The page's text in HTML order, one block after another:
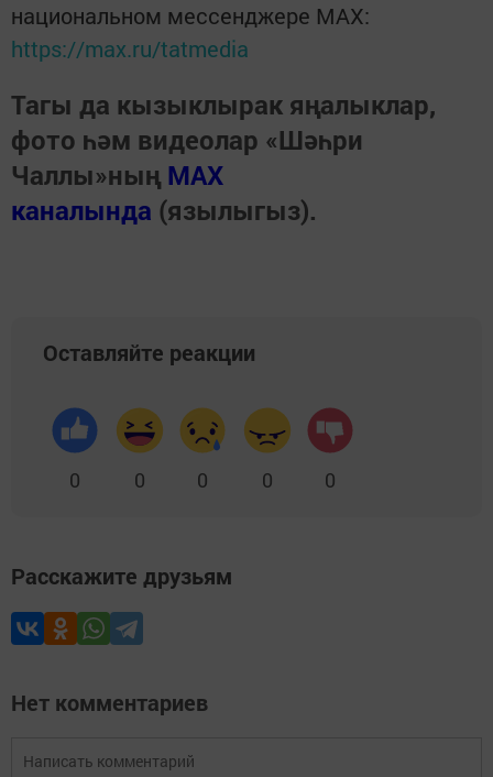
национальном мессенджере MАХ:
https://max.ru/tatmedia
Тагы да кызыклырак яңалыклар,
фото һәм видеолар «Шәһри
Чаллы»ның MAX
каналында (язылыгыз).
Оставляйте реакции
0 0 0 0 0
Расскажите друзьям
Нет комментариев